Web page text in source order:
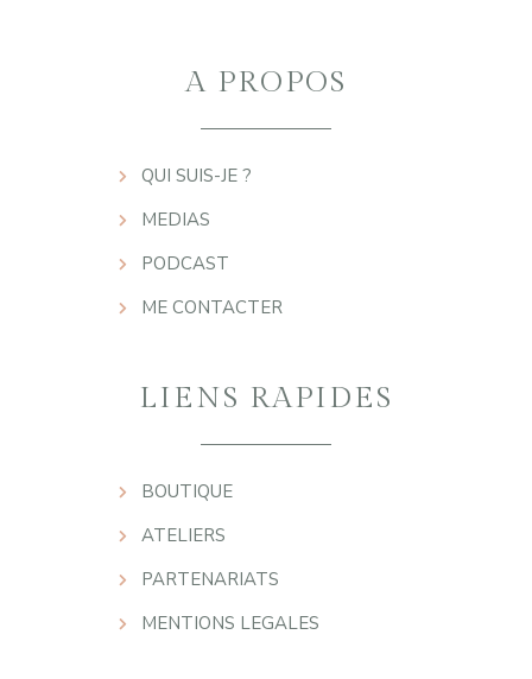
A PROPOS
QUI SUIS-JE ?
MEDIAS
PODCAST
ME CONTACTER
LIENS RAPIDES
BOUTIQUE
ATELIERS
PARTENARIATS
MENTIONS LEGALES